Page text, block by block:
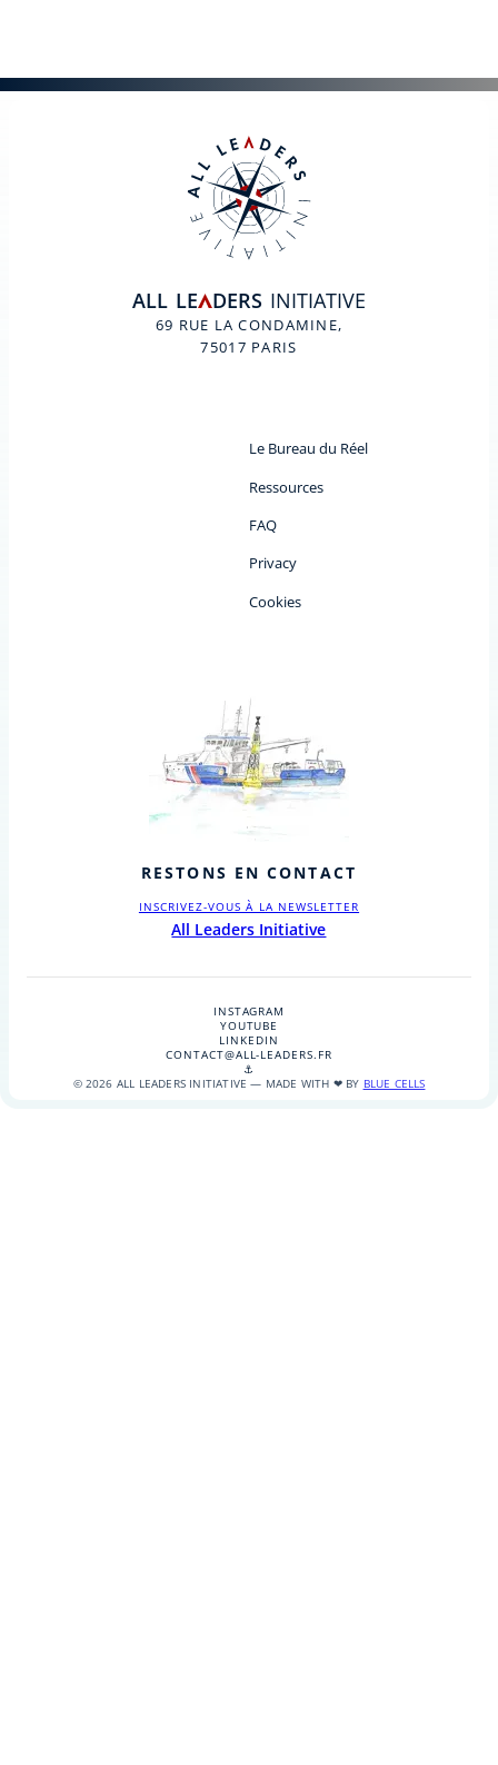
ALL LEADERS INITIATIVE
69 RUE LA CONDAMINE,
75017 PARIS
Le Bureau du Réel
Ressources
FAQ
Privacy
Cookies
RESTONS EN CONTACT
INSCRIVEZ-VOUS À LA NEWSLETTER
All Leaders Initiative
INSTAGRAM
YOUTUBE
LINKEDIN
CONTACT@ALL-LEADERS.FR
⚓
© 2026 ALL LEADERS INITIATIVE — MADE WITH ❤ BY BLUE CELLS